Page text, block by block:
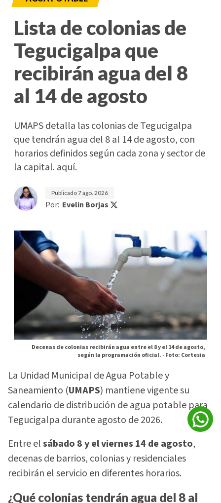
Lista de colonias de
Tegucigalpa que
recibirán agua del 8
al 14 de agosto
UMAPS detalla las colonias de Tegucigalpa
que tendrán agua del 8 al 14 de agosto, con
horarios definidos según cada zona y sector de
la capital. aquí.
Publicado7 ago. 2026
Por: Evelin Borjas
Decenas de colonias recibirán agua entre el 8 y el 14 de agosto,
según la programación oficial. -Foto: Cortesia
La Unidad Municipal de Agua Potable y
Saneamiento (UMAPS) mantiene vigente su
calendario de distribución de agua potable para
Tegucigalpa durante agosto de 2026.
Entre elsábado 8 y el viernes 14 de agosto,
decenas de barrios, colonias y residenciales
recibirán el servicio en diferentes horarios.
¿Qué colonias tendrán agua del 8 al